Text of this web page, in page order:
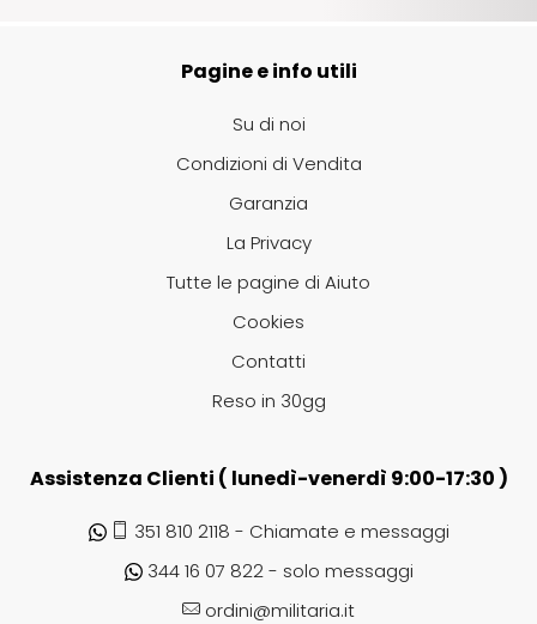
Pagine e info utili
Su di noi
Condizioni di Vendita
Garanzia
La Privacy
Tutte le pagine di Aiuto
Cookies
Contatti
Reso in 30gg
Assistenza Clienti ( lunedì-venerdì 9:00-17:30 )
351 810 2118 - Chiamate e messaggi
344 16 07 822 - solo messaggi
ordini@militaria.it